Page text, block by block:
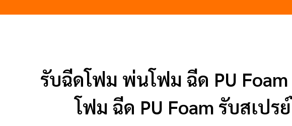
รับฉีดโฟม พ่นโฟม ฉีด PU
โฟม ฉีด PU Foam รับสเป